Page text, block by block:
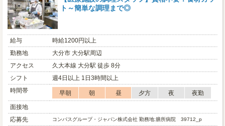
ト～簡単な調理まで◎
給与
時給1200円以上
勤務地
大分市 大分駅周辺
アクセス
久大本線 大分駅 徒歩 8分
シフト
週4日以上 1日3時間以上
時間帯
早朝 朝 昼 夕方 夜
夜勤
面接地
応募先
コンパスグループ・ジャパン株式会社 勤務地:膳所病院 39712_p